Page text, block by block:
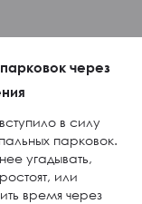
через
в силу
парковок.
угадывать,
или
время через